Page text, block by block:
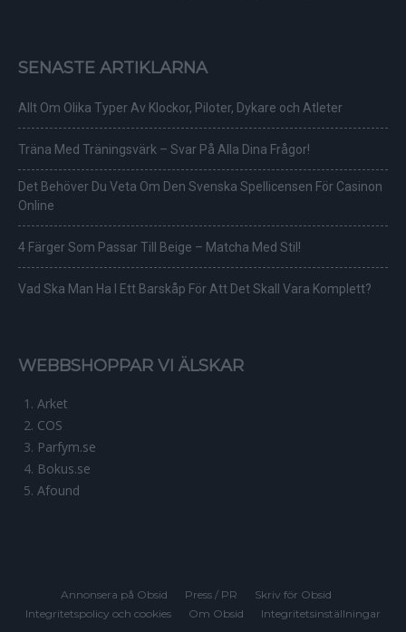
SENASTE ARTIKLARNA
Allt Om Olika Typer Av Klockor, Piloter, Dykare och Atleter
Träna Med Träningsvärk – Svar På Alla Dina Frågor!
Det Behöver Du Veta Om Den Svenska Spellicensen För Casinon
Online
4 Färger Som Passar Till Beige – Matcha Med Stil!
Vad Ska Man Ha I Ett Barskåp För Att Det Skall Vara Komplett?
WEBBSHOPPAR VI ÄLSKAR
Arket
COS
Parfym.se
Bokus.se
Afound
Annonsera på Obsid Press / PR
Skriv för Obsid
Integritetspolicy och cookies
Om Obsid Integritetsinställningar